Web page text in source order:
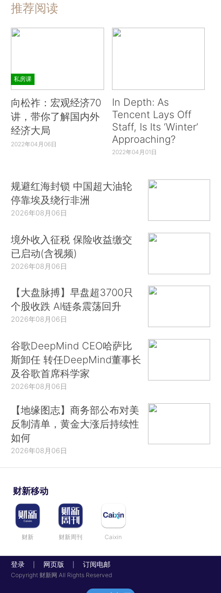
推荐阅读
私房课
向松祚：宏观经济70
讲，带你了解国内外
经济大局
2022年04月06日
In Depth: As
Tencent Lays Off
Staff, Is Its ‘Winter’
Approaching?
2022年04月01日
规避红海封锁 中国超大油轮
停靠埃及绕行非洲
2026年08月06日
境外收入征税 保险收益缴交
已启动(含视频)
2026年08月06日
【大盘脉搏】早盘超3700只
个股收跌 AI链条震荡回升
2026年08月06日
谷歌DeepMind CEO哈萨比
斯卸任 转任DeepMind董事长
及谷歌首席科学家
2026年08月06日
【地缘图志】商务部公布对美
反制清单，黄金大涨后持续性
如何
2026年08月06日
财新移动
财新 财新周刊 Caixin
登录 网页版 订阅电邮
Copyright 财新网 All Rights Reserved